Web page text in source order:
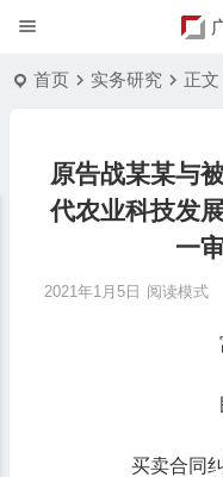
首页 实务研究 正文
原告战某某与
代农业科技发
一
2021年1月5日 阅读模式
买卖合同